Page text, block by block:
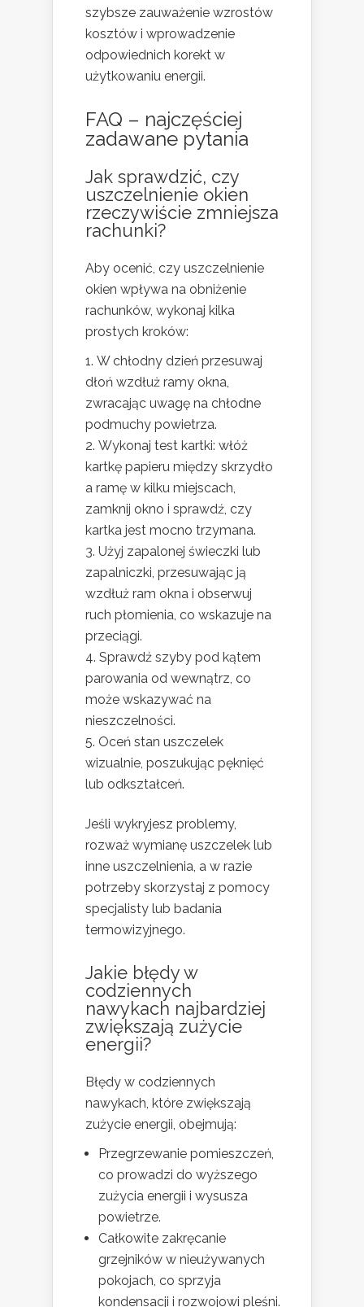
szybsze zauważenie wzrostów
kosztów i wprowadzenie
odpowiednich korekt w
użytkowaniu energii.
FAQ – najczęściej
zadawane pytania
Jak sprawdzić, czy
uszczelnienie okien
rzeczywiście zmniejsza
rachunki?
Aby ocenić, czy uszczelnienie
okien wpływa na obniżenie
rachunków, wykonaj kilka
prostych kroków:
W chłodny dzień przesuwaj
dłoń wzdłuż ramy okna,
zwracając uwagę na chłodne
podmuchy powietrza.
Wykonaj test kartki: włóż
kartkę papieru między skrzydło
a ramę w kilku miejscach,
zamknij okno i sprawdź, czy
kartka jest mocno trzymana.
Użyj zapalonej świeczki lub
zapalniczki, przesuwając ją
wzdłuż ram okna i obserwuj
ruch płomienia, co wskazuje na
przeciągi.
Sprawdź szyby pod kątem
parowania od wewnątrz, co
może wskazywać na
nieszczelności.
Oceń stan uszczelek
wizualnie, poszukując pęknięć
lub odkształceń.
Jeśli wykryjesz problemy,
rozważ wymianę uszczelek lub
inne uszczelnienia, a w razie
potrzeby skorzystaj z pomocy
specjalisty lub badania
termowizyjnego.
Jakie błędy w
codziennych
nawykach najbardziej
zwiększają zużycie
energii?
Błędy w codziennych
nawykach, które zwiększają
zużycie energii, obejmują:
Przegrzewanie pomieszczeń,
co prowadzi do wyższego
zużycia energii i wysusza
powietrze.
Całkowite zakręcanie
grzejników w nieużywanych
pokojach, co sprzyja
kondensacji i rozwojowi pleśni.